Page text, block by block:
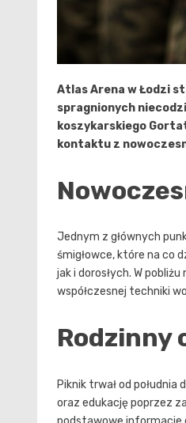
Atlas Arena w Łodzi
spragnionych
koszykarskiego
kontaktu z
Jednym z głównych
śmigłowce, które na co
jak i dorosłych. W
współczesnej techniki
Rodzinny
Piknik trwał od
oraz edukację poprzez